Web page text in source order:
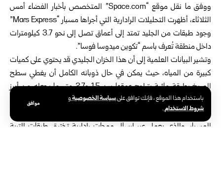
باستخدام هذا الموقع ، فإنك توافق علىسياسة الخصوصيةو
شروط الاستخدام.
موافق
ووفق ما نقل موقع “Space.com” المتخصص بأخبار الفضاء أمس
الثلاثاء، أظهرت التحليلات الرادارية التي أجراها مسبار “Mars Express”
وجود طبقات من الجليد تمتد إلى أعماق تصل إلى نحو 3.7 كيلومترات
داخل منطقة تُعرف باسم “تكوين ميدوسا فوسا”.
وتشير البيانات العلمية إلى أن هذا الخزان الجليدي قد يحتوي على كميات
كبيرة من المياه، حيث يمكن في حال ذوبانه الكامل أن يغطي سطح
المريخ بطبقة مائية يتراوح عمقها بين 1.5 و2.7 متر، ما يجعله من أبرز
الاكتشافات المرتبطة بإمكانات الموارد المائية خارج الأرض.
ويعتمد هذا الاكتشاف على بيانات رادار “مارسيس” المثبت على متن
المسبار، والذي يعمل عبر إرسال موجات رادارية تخترق طبقات التربة